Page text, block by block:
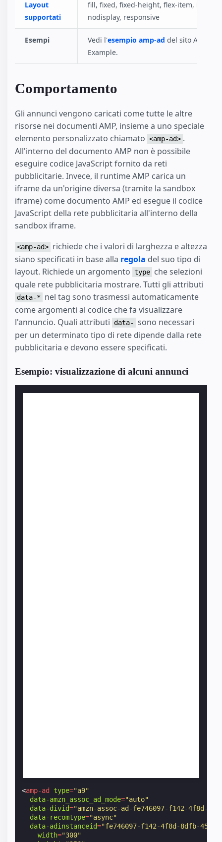
Layout
supportati
fill, fixed, fixed-height, flex-item,
nodisplay, responsive
Esempi Vedi l'esempio amp-ad del sito AMP by
Example.
Comportamento
Gli annunci vengono caricati come tutte le altre
risorse nei documenti AMP, insieme a uno speciale
elemento personalizzato chiamato <amp-ad> .
All'interno del documento AMP non è possibile
eseguire codice JavaScript fornito da reti
pubblicitarie. Invece, il runtime AMP carica un
iframe da un'origine diversa (tramite la sandbox
iframe) come documento AMP ed esegue il codice
JavaScript della rete pubblicitaria all'interno della
sandbox iframe.
<amp-ad> richiede che i valori di larghezza e altezza
siano specificati in base alla regola del suo tipo di
layout. Richiede un argomento type che selezioni
quale rete pubblicitaria mostrare. Tutti gli attributi
data-*
nel tag sono trasmessi automaticamente
come argomenti al codice che fa visualizzare
l'annuncio. Quali attributi
data-
sono necessari
per un determinato tipo di rete dipende dalla rete
pubblicitaria e devono essere specificati.
Esempio: visualizzazione di alcuni annunci
<amp-ad type="a9"
data-amzn_assoc_ad_mode="auto"
data-divid="amzn-assoc-ad-fe746097-f142-4f8d-
data-recomtype="async"
data-adinstanceid="fe746097-f142-4f8d-8dfb-
width="300"